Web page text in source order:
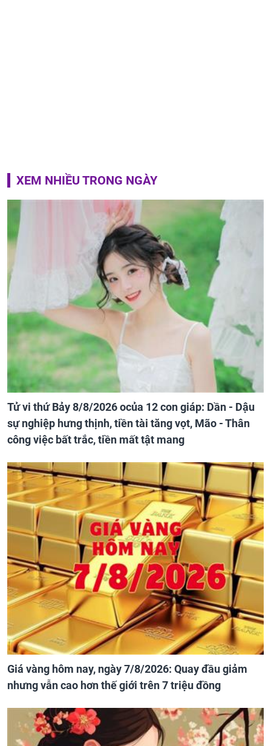
XEM NHIỀU TRONG NGÀY
Tử vi thứ Bảy 8/8/2026 ocủa 12 con giáp: Dần - Dậu
sự nghiệp hưng thịnh, tiền tài tăng vọt, Mão - Thân
công việc bất trắc, tiền mất tật mang
Giá vàng hôm nay, ngày 7/8/2026: Quay đầu giảm
nhưng vẫn cao hơn thế giới trên 7 triệu đồng